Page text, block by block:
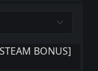
BONUS]